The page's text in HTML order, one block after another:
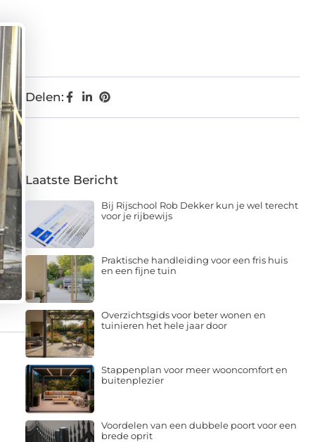
Delen:
Laatste Bericht
Bij Rijschool Rob Dekker kun je wel terecht
voor je rijbewijs
Praktische handleiding voor een fris huis
en een fijne tuin
Overzichtsgids voor beter wonen en
tuinieren het hele jaar door
Stappenplan voor meer wooncomfort en
buitenplezier
Voordelen van een dubbele poort voor een
brede oprit